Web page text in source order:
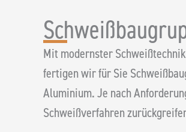
Mit modernster
fertigen wir für Sie
Aluminium. Je nach
Schweißverfahren